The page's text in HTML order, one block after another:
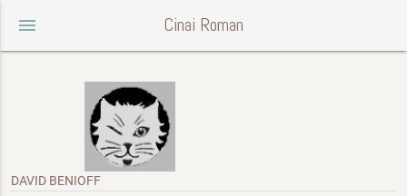
menu Cinai Roman
DAVID BENIOFF